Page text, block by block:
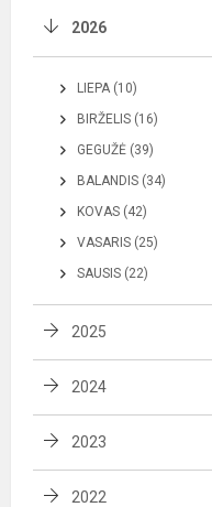
2026
LIEPA (10)
BIRŽELIS (16)
GEGUŽĖ (39)
BALANDIS (34)
KOVAS (42)
VASARIS (25)
SAUSIS (22)
2025
2024
2023
2022